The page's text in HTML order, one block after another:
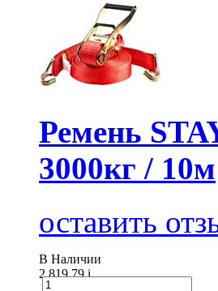
Ремень
3000кг / 10м
оставить
В Наличии
2 819.79i